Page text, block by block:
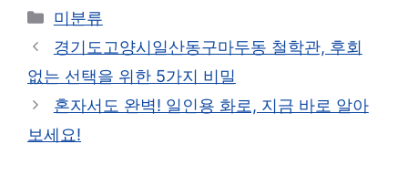
카
테
리
미분류
경기도고양시일산동구마두동 철학관, 후회
없는 선택을 위한 5가지 비밀
혼자서도 완벽! 일인용 화로, 지금 바로 알아
보세요!